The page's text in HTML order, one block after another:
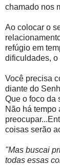
chamado nos
Ao colocar o
refúgio em
dificuldades, o
Você precisa
diante do
Que o foco da
Não há tempo
coisas serão
"Mas buscai
todas essas